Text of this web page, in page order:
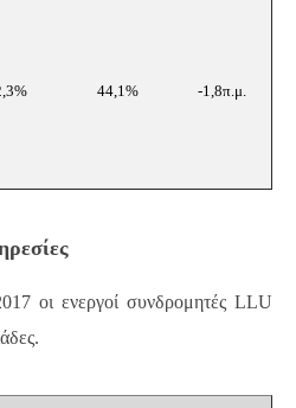
44,1% -1,8π.μ.
οι ενεργοί συνδρομητέςLLU